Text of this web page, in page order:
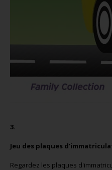
3.
Jeu des plaques
Regardez les plaques